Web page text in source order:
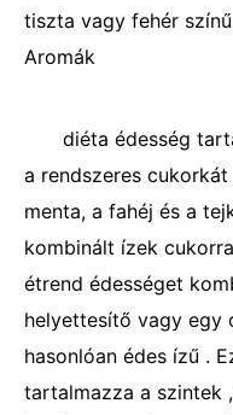
tiszta vagy fehér
Aromák
diéta édesség
a rendszeres
menta, a fahéj és a
kombinált ízek
étrend édességet
helyettesítő vagy egy
hasonlóan édes ízű .
tartalmazza a szintek